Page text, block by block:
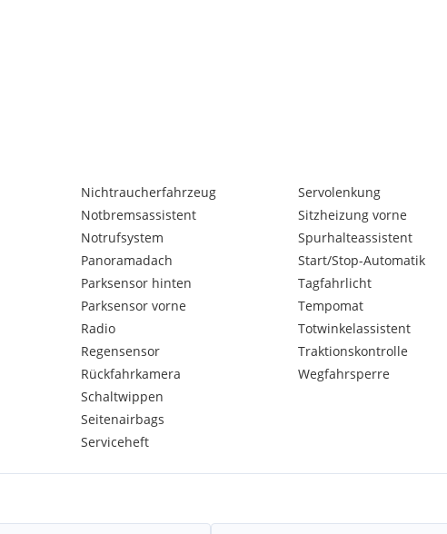
Nichtraucherfahrzeug
Notbremsassistent
Notrufsystem
Panoramadach
Parksensor hinten
Parksensor vorne
Radio
Regensensor
Rückfahrkamera
Schaltwippen
Seitenairbags
Serviceheft
Servolenkung
Sitzheizung vorne
Spurhalteassistent
Start/Stop-Automatik
Tagfahrlicht
Tempomat
Totwinkelassistent
Traktionskontrolle
Wegfahrsperre